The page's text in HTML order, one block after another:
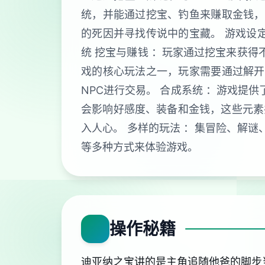
统，并能通过挖宝、钓鱼来赚取金钱
的死因并寻找传说中的宝藏。 游戏设
统 挖宝与赚钱 ：玩家通过挖宝来获得
戏的核心玩法之一，玩家需要通过解
NPC进行交易。 合成系统 ：游戏提
会影响好感度、装备和金钱，这些元
入人心。 多样的玩法 ：集冒险、解谜
等多种方式来体验游戏。
操作秘籍
迪亚纳之宝讲的是主角追随他爸的脚